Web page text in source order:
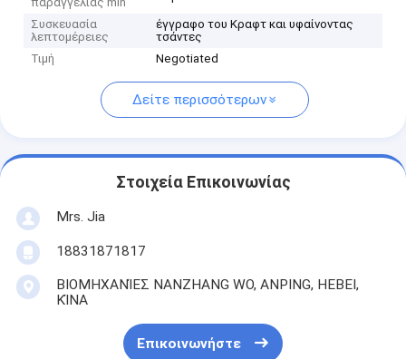
Συσκευασία
λεπτομέρειες
έγγραφο του Κραφτ και υφαίνοντας
τσάντες
Τιμή
Negotiated
Δείτε περισσότερων
Στοιχεία Επικοινωνίας
Mrs. Jia
18831871817
ΒΙΟΜΗΧΑΝΊΕΣ NANZHANG WO, ANPING, HEBEI,
ΚΊΝΑ
Επικοινωνήστε